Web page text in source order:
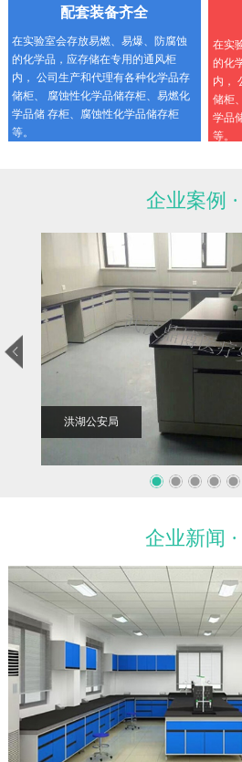
配套装备齐全
在实验室会存放易燃、易爆、防腐蚀
的化学品，应存储在专用的通风柜
内， 公司生产和代理有各种化学品存
储柜、 腐蚀性化学品储存柜、易燃化
学品储 存柜、腐蚀性化学品储存柜
等。
在实
的化
内，
储柜
学品
等。
企业案例
洪湖公安局
企业新闻